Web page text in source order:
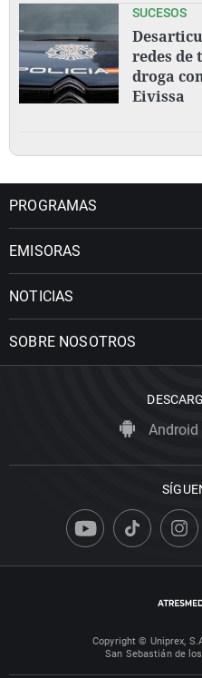
SUCESOS
redes de
droga
Eivissa
PROGRAMAS
EMISORAS
NOTICIAS
SOBRE NOSOTROS
Android
Copyright © Uniprex,
San Sebastián de